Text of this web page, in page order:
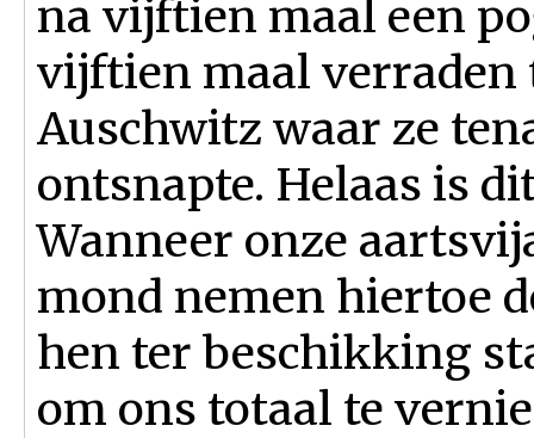
na vijftien maal een
vijftien maal verraden
Auschwitz waar ze
ontsnapte. Helaas is
Wanneer onze
mond nemen hiertoe
hen ter beschikking
om ons totaal te